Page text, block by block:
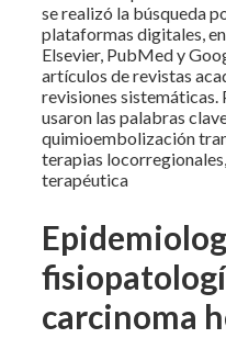
se realizó la búsqueda
plataformas digitales,
Elsevier, PubMed y
artículos de revistas
revisiones sistemáticas.
usaron las palabras
quimioembolización
terapias
terapéutica
carcinoma